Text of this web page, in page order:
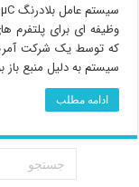
سیستم به دلیل منبع
ادامه مطلب